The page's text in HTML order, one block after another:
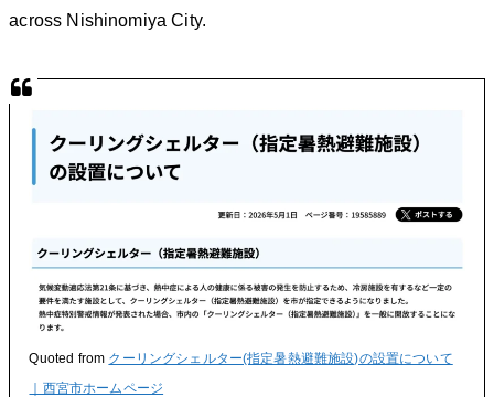
across Nishinomiya City.
Quoted from クーリングシェルター(指定暑熱避難施設)の設置について
｜西宮市ホームページ